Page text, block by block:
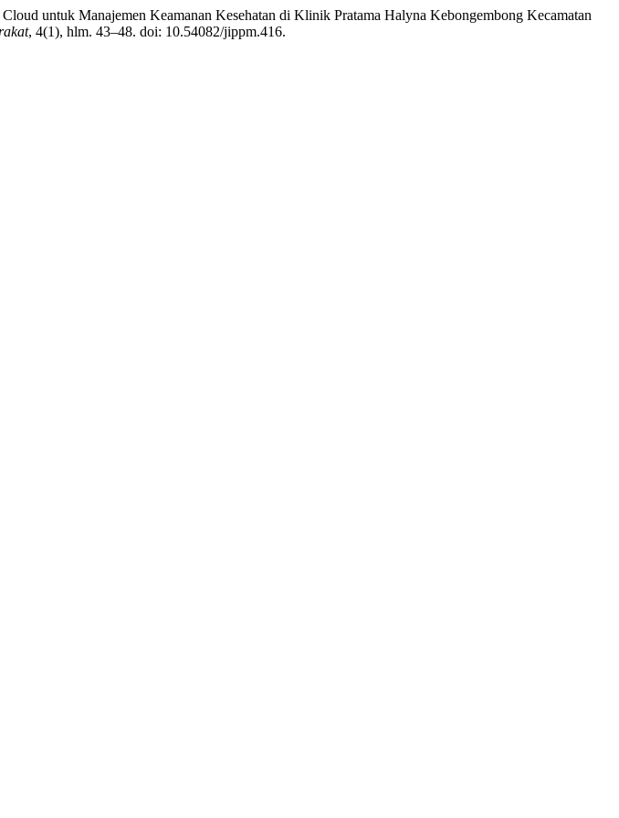
untuk Manajemen Keamanan Kesehatan di Klinik Pratama Halyna Kebongembong Kecamatan
, 4(1), hlm. 43–48. doi: 10.54082/jippm.416.